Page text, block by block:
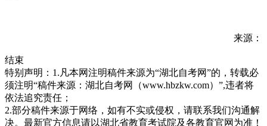
来源：
结束
特别声明：1.凡本网注明稿件来源为“湖北自考网”的，转载必
须注明“稿件来源：湖北自考网（www.hbzkw.com）”,违者将
依法追究责任；
2.部分稿件来源于网络，如有不实或侵权，请联系我们沟通解
决。最新官方信息请以湖北省教育考试院及各教育官网为准！